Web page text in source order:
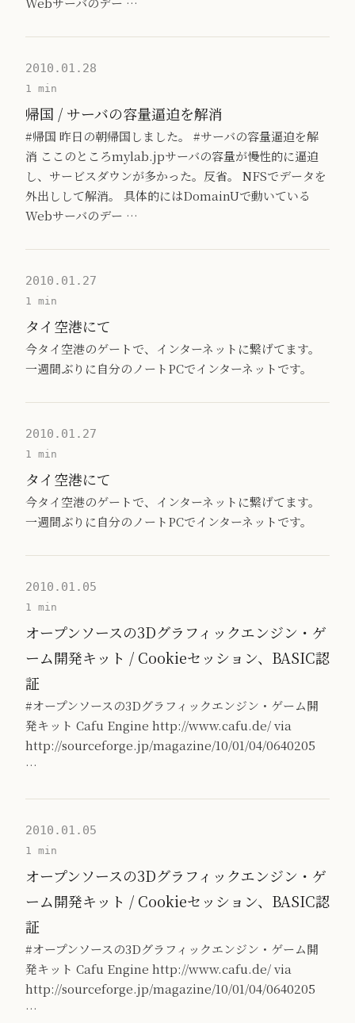
2010.01.28
1 min
帰国 / サーバの容量逼迫を解消
#帰国 昨日の朝帰国しました。 #サーバの容量逼迫を解
消 ここのところmylab.jpサーバの容量が慢性的に逼迫
し、サービスダウンが多かった。反省。 NFSでデータを
外出しして解消。 具体的にはDomainUで動いている
Webサーバのデー …
2010.01.27
1 min
タイ空港にて
今タイ空港のゲートで、インターネットに繋げてます。
一週間ぶりに自分のノートPCでインターネットです。
2010.01.27
1 min
タイ空港にて
今タイ空港のゲートで、インターネットに繋げてます。
一週間ぶりに自分のノートPCでインターネットです。
2010.01.05
1 min
オープンソースの3Dグラフィックエンジン・ゲ
ーム開発キット / Cookieセッション、BASIC認
証
#オープンソースの3Dグラフィックエンジン・ゲーム開
発キット Cafu Engine http://www.cafu.de/ via
http://sourceforge.jp/magazine/10/01/04/0640205
…
2010.01.05
1 min
オープンソースの3Dグラフィックエンジン・ゲ
ーム開発キット / Cookieセッション、BASIC認
証
#オープンソースの3Dグラフィックエンジン・ゲーム開
発キット Cafu Engine http://www.cafu.de/ via
http://sourceforge.jp/magazine/10/01/04/0640205
…